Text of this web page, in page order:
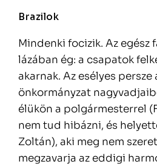
Brazilok
Mindenki focizik. Az egész
lázában ég: a csapatok
akarnak. Az esélyes persze
önkormányzat
élükön a polgármesterrel
nem tud hibázni, és
Zoltán), aki meg nem
megzavarja az eddigi